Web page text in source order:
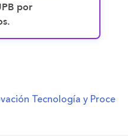
por
Tecnología y Proce